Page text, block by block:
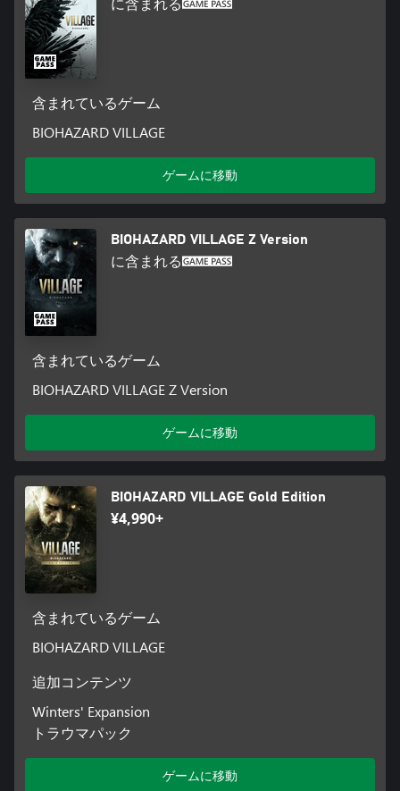
含まれているゲーム
BIOHAZARD VILLAGE
ゲームに移動
BIOHAZARD VILLAGE Z Version
に含まれる
含まれているゲーム
BIOHAZARD VILLAGE Z Version
ゲームに移動
BIOHAZARD VILLAGE Gold Edition
¥4,990+
含まれているゲーム
BIOHAZARD VILLAGE
追加コンテンツ
Winters' Expansion
トラウマパック
ゲームに移動